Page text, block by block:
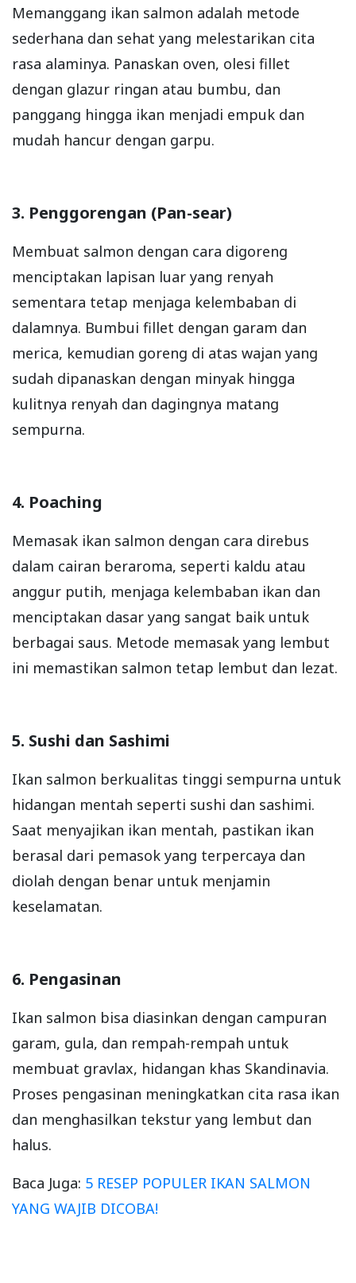
Memanggang ikan salmon adalah metode
sederhana dan sehat yang melestarikan cita
rasa alaminya. Panaskan oven, olesi fillet
dengan glazur ringan atau bumbu, dan
panggang hingga ikan menjadi empuk dan
mudah hancur dengan garpu.
3. Penggorengan (Pan-sear)
Membuat salmon dengan cara digoreng
menciptakan lapisan luar yang renyah
sementara tetap menjaga kelembaban di
dalamnya. Bumbui fillet dengan garam dan
merica, kemudian goreng di atas wajan yang
sudah dipanaskan dengan minyak hingga
kulitnya renyah dan dagingnya matang
sempurna.
4. Poaching
Memasak ikan salmon dengan cara direbus
dalam cairan beraroma, seperti kaldu atau
anggur putih, menjaga kelembaban ikan dan
menciptakan dasar yang sangat baik untuk
berbagai saus. Metode memasak yang lembut
ini memastikan salmon tetap lembut dan lezat.
5. Sushi dan Sashimi
Ikan salmon berkualitas tinggi sempurna untuk
hidangan mentah seperti sushi dan sashimi.
Saat menyajikan ikan mentah, pastikan ikan
berasal dari pemasok yang terpercaya dan
diolah dengan benar untuk menjamin
keselamatan.
6. Pengasinan
Ikan salmon bisa diasinkan dengan campuran
garam, gula, dan rempah-rempah untuk
membuat gravlax, hidangan khas Skandinavia.
Proses pengasinan meningkatkan cita rasa ikan
dan menghasilkan tekstur yang lembut dan
halus.
Baca Juga: 5 RESEP POPULER IKAN SALMON
YANG WAJIB DICOBA!